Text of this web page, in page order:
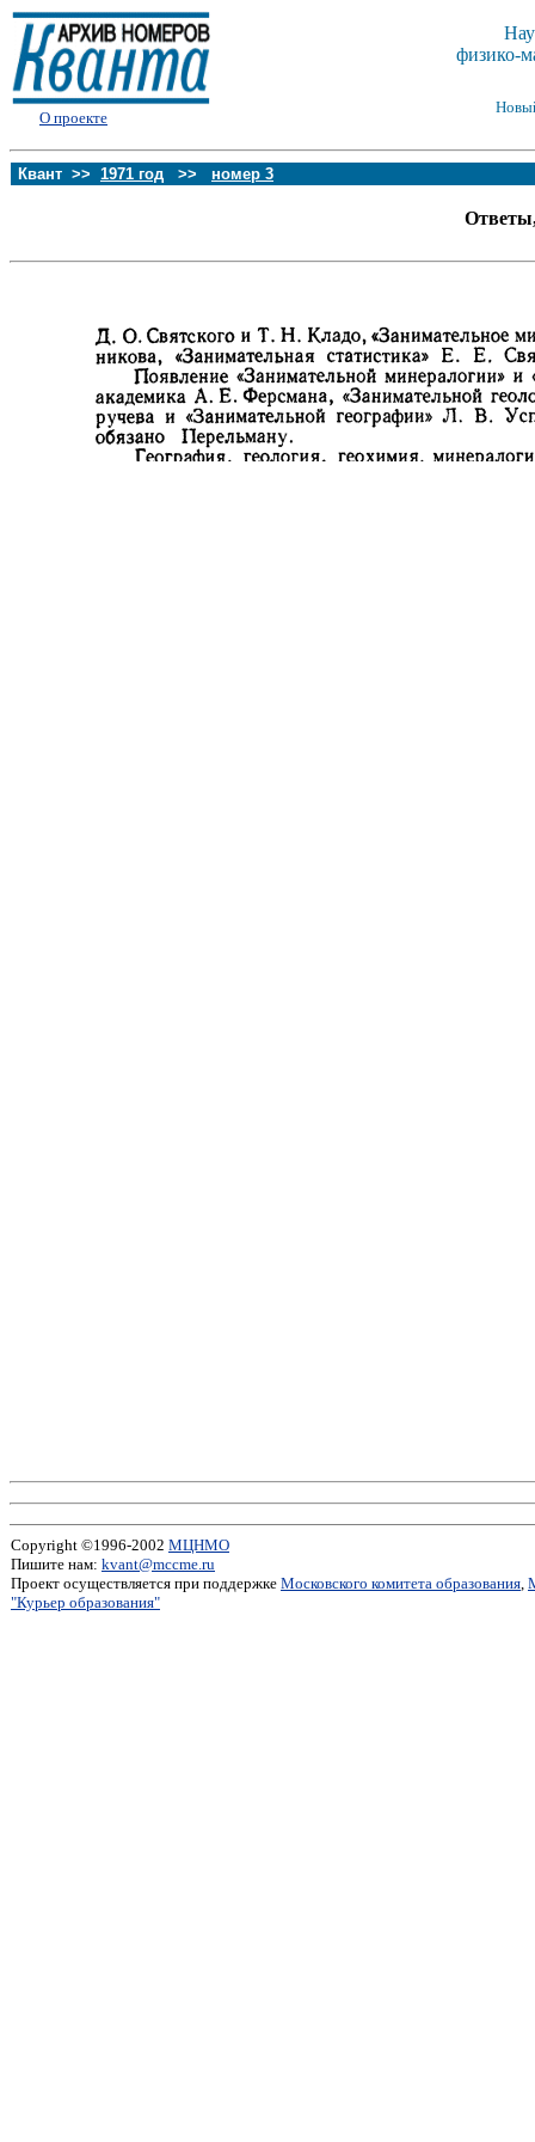
О проекте
физико-
Квант >> 1971 год >> номер 3
Copyright ©1996-2002 МЦНМО
Пишите нам: kvant@mccme.ru
Проект осуществляется при поддержке Московского комитета образования,
"Курьер образования"